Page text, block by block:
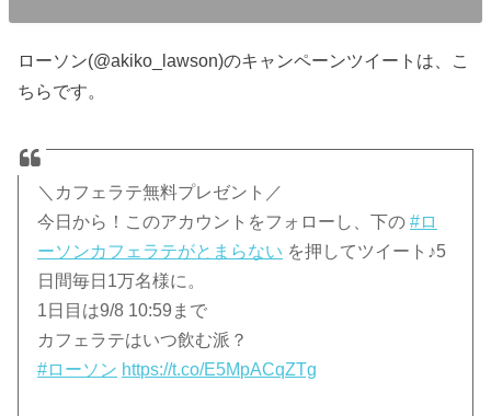
ローソン(@akiko_lawson)のキャンペーンツイートは、こ
ちらです。
＼カフェラテ無料プレゼント／
今日から！このアカウントをフォローし、下の#ロ
ーソンカフェラテがとまらない を押してツイート♪5
日間毎日1万名様に。
1日目は9/8 10:59まで
カフェラテはいつ飲む派？
#ローソン https://t.co/E5MpACqZTg